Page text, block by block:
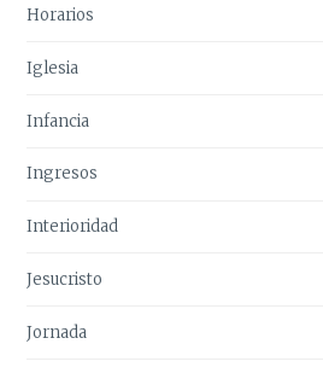
Horarios
Iglesia
Infancia
Ingresos
Interioridad
Jesucristo
Jornada